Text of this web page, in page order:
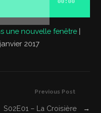
00:00
une nouvelle fenêtre |
2017
Previous Post
S02E01 – La Croisière
→